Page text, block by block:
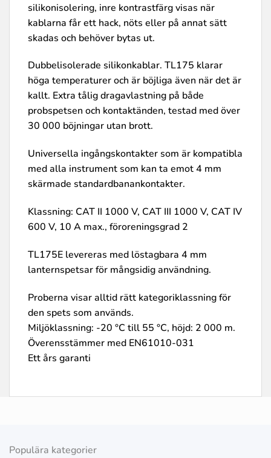
silikonisolering, inre kontrastfärg visas när
kablarna får ett hack, nöts eller på annat sätt
skadas och behöver bytas ut.
Dubbelisolerade silikonkablar. TL175 klarar
höga temperaturer och är böjliga även när det är
kallt. Extra tålig dragavlastning på både
probspetsen och kontaktänden, testad med över
30 000 böjningar utan brott.
Universella ingångskontakter som är kompatibla
med alla instrument som kan ta emot 4 mm
skärmade standardbanankontakter.
Klassning: CAT II 1000 V, CAT III 1000 V, CAT IV
600 V, 10 A max., föroreningsgrad 2
TL175E levereras med löstagbara 4 mm
lanternspetsar för mångsidig användning.
Proberna visar alltid rätt kategoriklassning för
den spets som används.
Miljöklassning: -20 °C till 55 °C, höjd: 2 000 m.
Överensstämmer med EN61010-031
Ett års garanti
Populära kategorier